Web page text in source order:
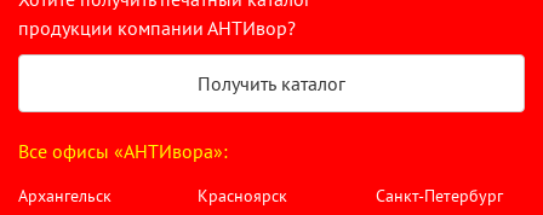
продукции компании АНТИвор?
Получить каталог
Все офисы «АНТИвора»:
Архангельск
Красноярск
Санкт-Петербург